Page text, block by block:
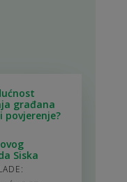
građana
povjerenje?
Siska